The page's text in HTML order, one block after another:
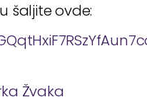
šaljite ovde:
Žvaka